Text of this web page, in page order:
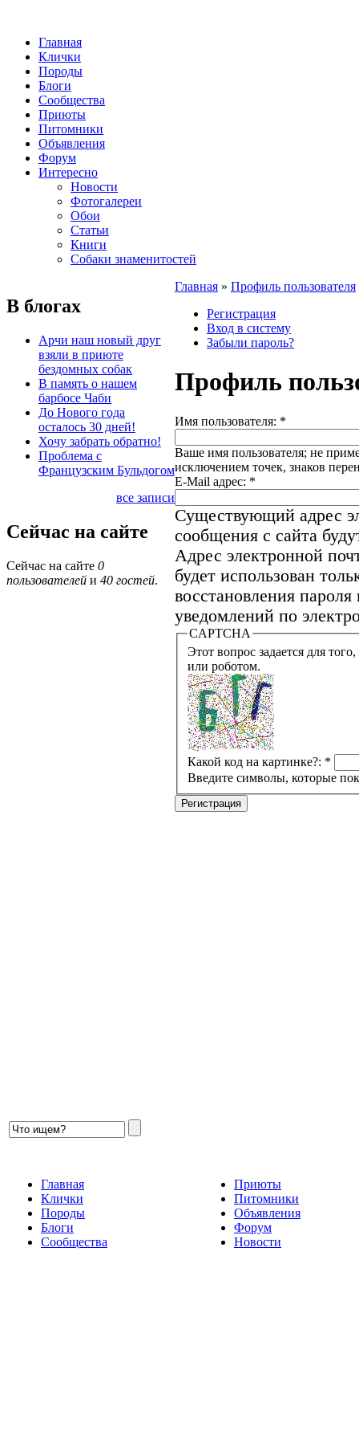
Главная
Клички
Породы
Блоги
Сообщества
Приюты
Питомники
Объявления
Форум
Интересно
Новости
Фотогалереи
Обои
Статьи
Книги
Собаки знаменитостей
В блогах
Арчи наш новый друг
взяли в приюте
бездомных собак
В память о нашем
барбосе Чаби
До Нового года
осталось 30 дней!
Хочу забрать обратно!
Проблема с
Французским Бульдогом
все записи
Сейчас на сайте
Сейчас на сайте 0
пользователей и 40 гостей.
Главная » Профиль пользователя
Регистрация
Вход в систему
Забыли пароль?
Профиль
Имя пользователя: *
Ваше имя пользователя; не
исключением точек, знаков
E-Mail адрес: *
Существующий адрес
сообщения с сайта
Адрес электронной
будет использован
восстановления
уведомлений по
CAPTCHA
Этот вопрос задается для того,
или роботом.
Какой код на картинке?: *
Введите символы, которые
Главная
Клички
Породы
Блоги
Сообщества
Приюты
Питомники
Объявления
Форум
Новости